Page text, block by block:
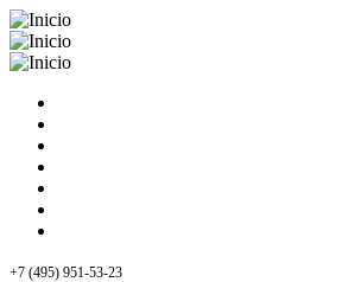
Pasar al contenido principal
+7 (495) 951-53-23